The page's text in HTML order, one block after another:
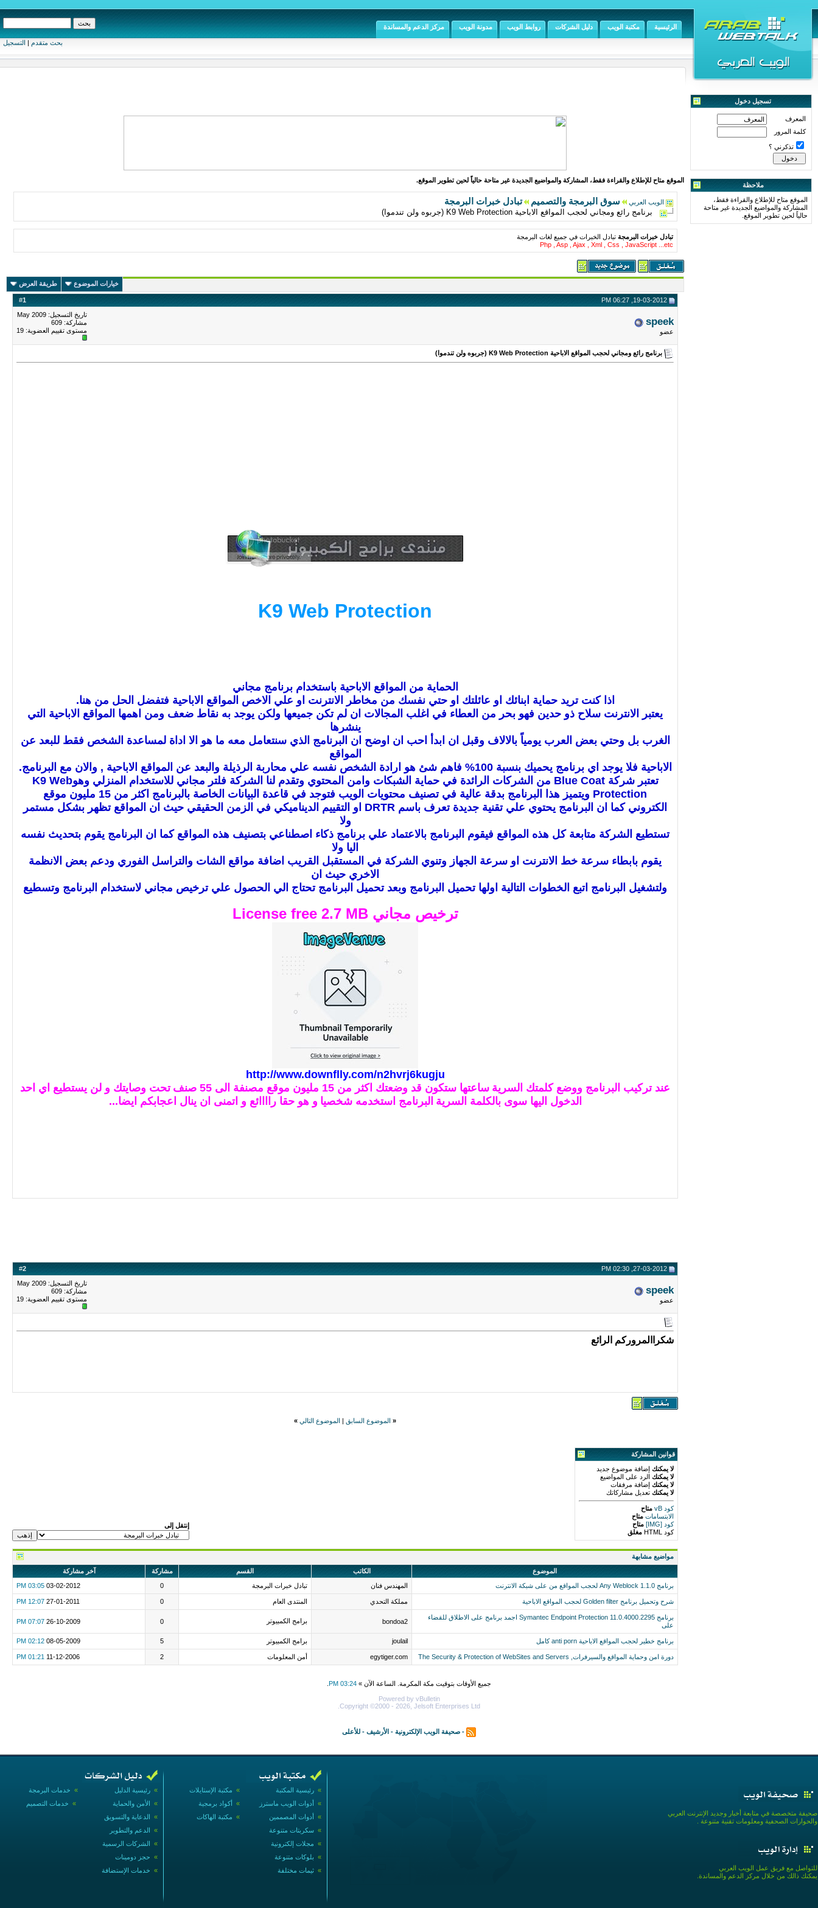
بحث متقدم | التسجيل
الرئيسية مكتبة الويب دليل الشركات روابط الويب مدونة الويب مركز الدعم والمساندة
تسجيل دخول
المعرف
كلمة المرور
تذكرني ؟
ملاحظة
الموقع متاح للإطلاع والقراءة فقط،
المشاركة والمواضيع الجديدة غير متاحة
حالياً لحين تطوير الموقع.
الموقع متاح للإطلاع والقراءة فقط، المشاركة والمواضيع الجديدة غير متاحة حالياً لحين تطوير الموقع.
الويب العربي سوق البرمجة والتصميم تبادل خبرات البرمجة
برنامج رائع ومجاني لحجب المواقع الاباحية K9 Web Protection (جربوه ولن تندموا)
تبادل خبرات البرمجة تبادل الخبرات في جميع لغات البرمجة
Php , Asp , Ajax , Xml , Css , JavaScript ...etc
خيارات الموضوع طريقة العرض
#1
speek
عضو
تاريخ التسجيل: May 2009
مشاركة: 609
مستوى تقييم العضوية: 19
برنامج رائع ومجاني لحجب المواقع الاباحية K9 Web Protection (جربوه ولن تندموا)
K9 Web Protection
الحماية من المواقع الاباحية باستخدام برنامج مجاني
اذا كنت تريد حماية ابنائك او عائلتك او حتي نفسك من مخاطر الانترنت او علي الاخص المواقع الاباحية فتفضل الحل من هنا.
يعتبر الانترنت سلاح ذو حدين فهو بحر من العطاء في اغلب المجالات ان لم تكن جميعها ولكن يوجد به نقاط ضعف ومن اهمها المواقع الاباحية التي
ينشرها
الغرب بل وحتي بعض العرب يومياً بالالاف وقبل ان ابدأ احب ان اوضح ان البرنامج الذي سنتعامل معه ما هو الا اداة لمساعدة الشخص فقط للبعد عن
المواقع
الاباحية فلا يوجد اي برنامج يحميك بنسبة 100% فاهم شئ هو ارادة الشخص نفسه علي محاربة الرذيلة والبعد عن المواقع الاباحية , والان مع البرنامج.
تعتبر شركة Blue Coat من الشركات الرائدة في حماية الشبكات وامن المحتوي وتقدم لنا الشركة فلتر مجاني للاستخدام المنزلي وهوK9 Web
Protection ويتميز هذا البرنامج بدقة عالية في تصنيف محتويات الويب فتوجد في قاعدة البيانات الخاصة بالبرنامج اكثر من 15 مليون موقع
الكتروني كما ان البرنامج يحتوي علي تقنية جديدة تعرف باسم DRTR او التقييم الديناميكي في الزمن الحقيقي حيث ان المواقع تظهر بشكل مستمر
ولا
تستطيع الشركة متابعة كل هذه المواقع فيقوم البرنامج بالاعتماد علي برنامج ذكاء اصطناعي بتصنيف هذه المواقع كما ان البرنامج يقوم بتحديث نفسه
اليا ولا
يقوم بابطاء سرعة خط الانترنت او سرعة الجهاز وتنوي الشركة في المستقبل القريب اضافة مواقع الشات والتراسل الفوري ودعم بعض الانظمة
الاخري حيث ان
ولتشغيل البرنامج اتبع الخطوات التالية اولها تحميل البرنامج وبعد تحميل البرنامج تحتاج الي الحصول علي ترخيص مجاني لاستخدام البرنامج وتسطيع
ترخيص مجاني License free2.7 MB
http://www.downflly.com/n2hvrj6kugju
عند تركيب البرنامج ووضع كلمتك السرية ساعتها ستكون قد وضعتك اكثر من 15 مليون موقع مصنفة الى 55 صنف
تحت وصايتك و لن يستطيع اي احد
الدخول اليها سوى بالكلمة السرية البرنامج استخدمه شخصيا و هو حقا راااائع و اتمنى ان ينال اعجابكم ايضا...
#2
speek
عضو
تاريخ التسجيل: May 2009
مشاركة: 609
مستوى تقييم العضوية: 19
شكراالمروركم الرائع
« الموضوع السابق الموضوع التالي »
قوانين المشاركة
لا يمكنك إضافة موضوع جديد
لا يمكنك الرد على المواضيع
لا يمكنك إضافة مرفقات
لا يمكنك تعديل مشاركاتك
كود vB
متاح
الابتسامات متاح
كود [IMG]
متاح
كود HTML
مغلق
إنتقل إلى
مواضيع مشابهة
الموضوع
الكاتب القسم مشاركة
آخر مشاركة
برنامج Any Weblock 1.1.0 لحجب المواقع من على شبكة الانترنت
المهندس فنان تبادل خبرات البرمجة 0
03-02-2012
03:05 PM
شرح وتحميل برنامج Golden filter لحجب المواقع الاباحية مملكة التحدي المنتدى العام 0
27-01-2011
12:07 PM
برنامج Symantec Endpoint Protection 11.0.4000.2295 اجمد برنامج على الاطلاق للقضاء
على
bondoa2 برامج الكمبيوتر 0
26-10-2009
07:07 PM
برنامج خطير لحجب المواقع الاباحية anti porn كامل joulail برامج الكمبيوتر 5
08-05-2009
02:12 PM
دورة امن وحماية المواقع والسيرفرات, The Security & Protection of WebSites and Servers egytiger.com أمن المعلومات 2
11-12-2006
01:21 PM
جميع الأوقات بتوقيت مكة المكرمة. الساعة الآن » 03:24 PM
Powered by vBulletin
Copyright ©2000 - 2026, Jelsoft Enterprises Ltd.
- صحيفة الويب الإلكترونية - الأرشيف - للأعلى
» خدمات البرمجة » رئيسية الدليل
» خدمات التصميم » الأمن والحماية
» الدعاية والتسويق
» الدعم والتطوير
» الشركات الرسمية
» حجز دومينات
» خدمات الإستضافة
» مكتبة الإستايلات » رئيسية المكتبة
» أكواد برمجية » أدوات الويب ماسترز
» مكتبة الهاكات » أدوات المصممين
» سكربتات متنوعة
» مجلات إلكترونية
» بلوكات متنوعة
» ثيمات مختلفة
صحيفة متخصصة في متابعة أخبار وجديد الإنترنت العربي
والحوارات الصحفية ومعلومات تقنية متنوعة .
للتواصل مع فريق عمل الويب العربي
يمكنك ذالك من خلال مركز الدعم والمساندة.